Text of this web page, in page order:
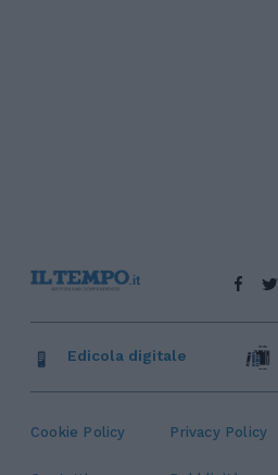
Cookie Policy Privacy Policy
Edicola digitale